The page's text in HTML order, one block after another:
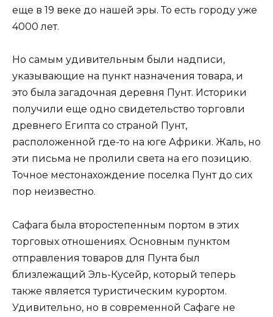
еще в 19 веке до нашей эры. То есть городу уже
4000 лет.
Но самым удивительным были надписи,
указывающие на пункт назначения товара, и
это была загадочная деревня Пунт. Историки
получили еще одно свидетельство торговли
древнего Египта со страной Пунт,
расположенной где-то на юге Африки. Жаль, но
эти письма не пролили света на его позицию.
Точное местонахождение поселка Пунт до сих
пор неизвестно.
Сафага была второстепенным портом в этих
торговых отношениях. Основным пунктом
отправления товаров для Пунта был
близлежащий Эль-Кусейр, который теперь
также является туристическим курортом.
Удивительно, но в современной Сафаге не